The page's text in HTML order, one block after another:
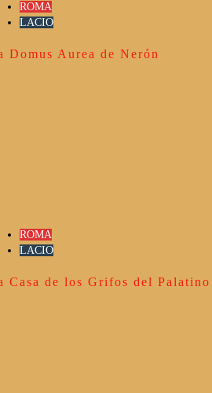
ROMA
LACIO
Domus Aurea de Nerón
ROMA
LACIO
Casa de los Grifos del Palatino